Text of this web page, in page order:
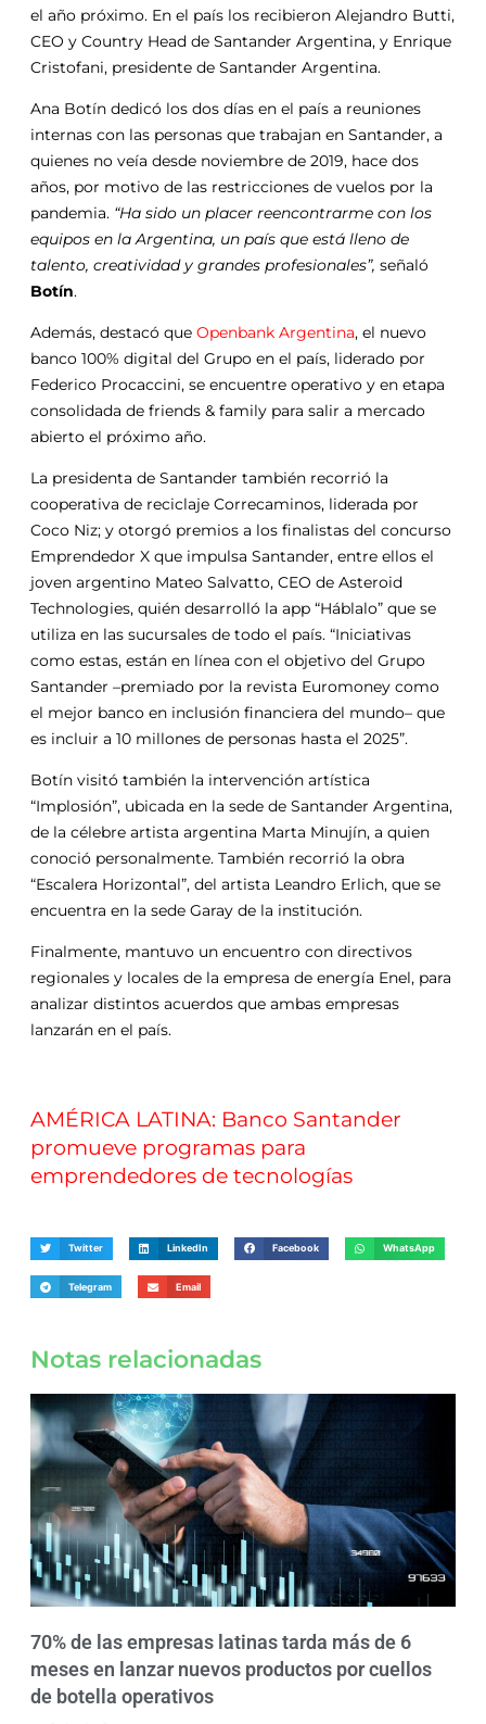
el año próximo. En el país los recibieron Alejandro Butti,
CEO y Country Head de Santander Argentina, y Enrique
Cristofani, presidente de Santander Argentina.
Ana Botín dedicó los dos días en el país a reuniones
internas con las personas que trabajan en Santander, a
quienes no veía desde noviembre de 2019, hace dos
años, por motivo de las restricciones de vuelos por la
pandemia. “Ha sido un placer reencontrarme con los
equipos en la Argentina, un país que está lleno de
talento, creatividad y grandes profesionales”, señaló
Botín.
Además, destacó que Openbank Argentina, el nuevo
banco 100% digital del Grupo en el país, liderado por
Federico Procaccini, se encuentre operativo y en etapa
consolidada de friends & family para salir a mercado
abierto el próximo año.
La presidenta de Santander también recorrió la
cooperativa de reciclaje Correcaminos, liderada por
Coco Niz; y otorgó premios a los finalistas del concurso
Emprendedor X que impulsa Santander, entre ellos el
joven argentino Mateo Salvatto, CEO de Asteroid
Technologies, quién desarrolló la app “Háblalo” que se
utiliza en las sucursales de todo el país. “Iniciativas
como estas, están en línea con el objetivo del Grupo
Santander –premiado por la revista Euromoney como
el mejor banco en inclusión financiera del mundo– que
es incluir a 10 millones de personas hasta el 2025”.
Botín visitó también la intervención artística
“Implosión”, ubicada en la sede de Santander Argentina,
de la célebre artista argentina Marta Minujín, a quien
conoció personalmente. También recorrió la obra
“Escalera Horizontal”, del artista Leandro Erlich, que se
encuentra en la sede Garay de la institución.
Finalmente, mantuvo un encuentro con directivos
regionales y locales de la empresa de energía Enel, para
analizar distintos acuerdos que ambas empresas
lanzarán en el país.
AMÉRICA LATINA: Banco Santander
promueve programas para
emprendedores de tecnologías
Twitter LinkedIn Facebook WhatsApp
Telegram Email
Notas relacionadas
70% de las empresas latinas tarda más de 6
meses en lanzar nuevos productos por cuellos
de botella operativos